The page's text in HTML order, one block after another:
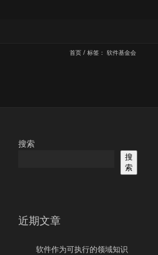
首页 / 标签： 软件基金会
搜索
搜
索
近期文章
软件作为可执行的领域知识